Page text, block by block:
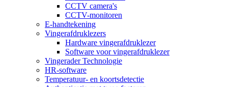
CCTV camera's
CCTV-monitoren
E-handtekening
Vingerafdruklezers
Hardware vingerafdruklezer
Software voor vingerafdruklezer
Vingerader Technologie
HR-software
Temperatuur- en koortsdetectie